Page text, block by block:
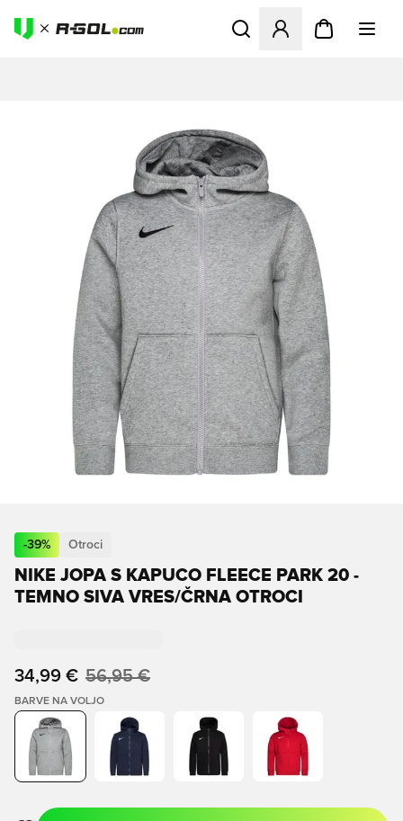
Odpre Modal za prijavo ali
-39% Otroci
NIKE JOPA S KAPUCO FLEECE PARK 20 -
TEMNO SIVA VRES/ČRNA OTROCI
34,99 € 56,95 €
BARVE NA VOLJO